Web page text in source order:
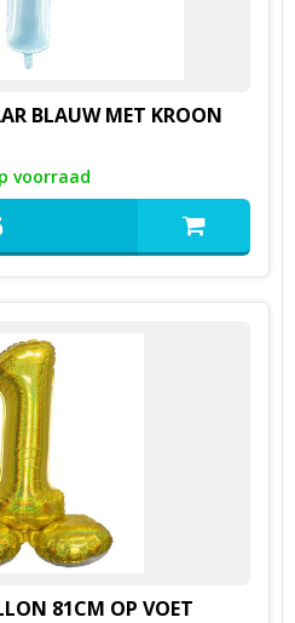
BLAUW MET KROON
voorraad
81CM OP VOET